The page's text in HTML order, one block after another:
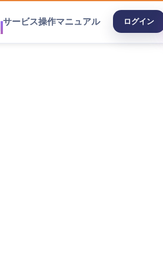
サービス操作マニュアル ログイン